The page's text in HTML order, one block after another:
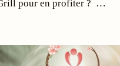
pour en profiter ? ​ ​…